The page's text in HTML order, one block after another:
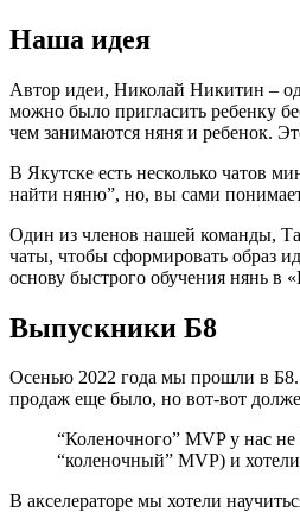
Наша идея
Автор идеи, Николай Никитин –
можно было пригласить ребенку
чем занимаются няня и ребенок.
В Якутске есть несколько чатов
найти няню”, но, вы сами
Один из членов нашей команды,
чаты, чтобы сформировать образ
основу быстрого обучения нянь в
Выпускники Б8
Осенью 2022 года мы прошли в Б8.
продаж еще было, но вот-вот
“Коленочного” MVP у нас
“коленочный” MVP) и
В акселераторе мы хотели